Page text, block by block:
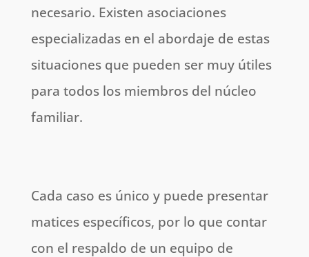
necesario. Existen asociaciones
especializadas en el abordaje de estas
situaciones que pueden ser muy útiles
para todos los miembros del núcleo
familiar.
Cada caso es único y puede presentar
matices específicos, por lo que contar
con el respaldo de un equipo de